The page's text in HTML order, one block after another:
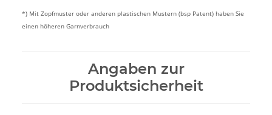
*) Mit Zopfmuster oder anderen plastischen Mustern (bsp Patent) haben Sie
einen höheren Garnverbrauch
Angaben zur
Produktsicherheit